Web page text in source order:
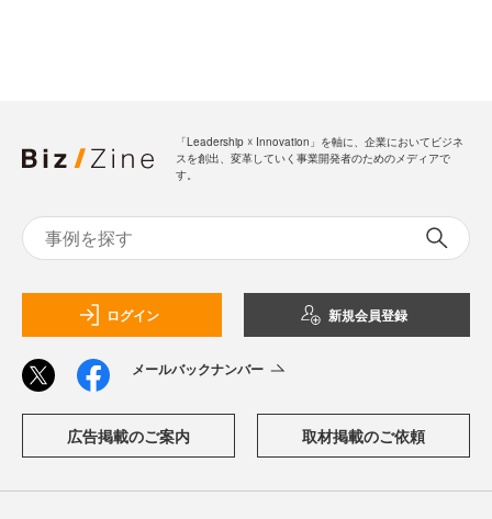
「Leadership ☓ Innovation」を軸に、企業においてビジネ
スを創出、変革していく事業開発者のためのメディアで
す。
ログイン 新規会員登録
メールバックナンバー
広告掲載のご案内 取材掲載のご依頼